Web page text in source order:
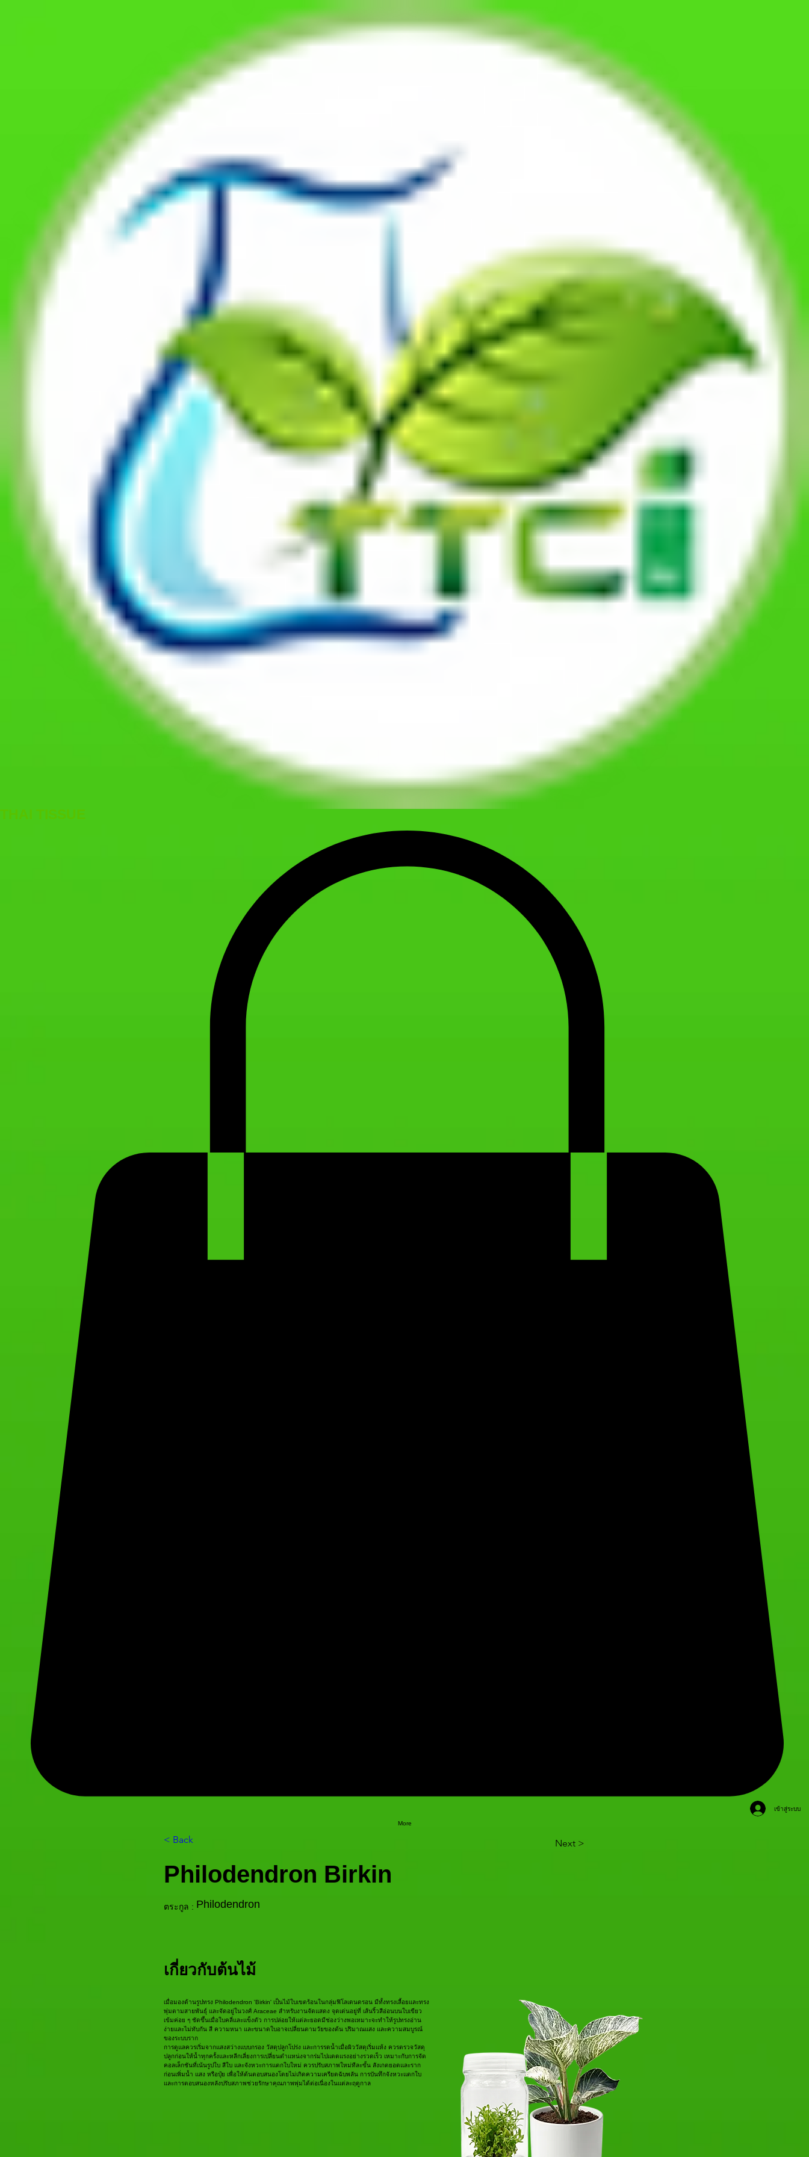
เข้าสู่ระบบ
More
< Back Next >
Philodendron Birkin
ตระกูล : Philodendron
เกี่ยวกับต้นไม้
เมื่อมองด้านรูปทรง Philodendron 'Birkin' เป็นไม้ใบเขตร้อนในกลุ่มฟิโลเดนดรอน มีทั้งทรงเลื้อยและทรง
พุ่มตามสายพันธุ์ และจัดอยู่ในวงศ์ Araceae สำหรับงานจัดแสดง จุดเด่นอยู่ที่ เส้นริ้วสีอ่อนบนใบเขียว
เข้มค่อย ๆ ชัดขึ้นเมื่อใบคลี่และแข็งตัว การปล่อยให้แต่ละยอดมีช่องว่างพอเหมาะจะทำให้รูปทรงอ่าน
ง่ายและไม่ทับกัน สี ความหนา และขนาดใบอาจเปลี่ยนตามวัยของต้น ปริมาณแสง และความสมบูรณ์
ของระบบราก
การดูแลควรเริ่มจากแสงสว่างแบบกรอง วัสดุปลูกโปร่ง และการรดน้ำเมื่อผิววัสดุเริ่มแห้ง ควรตรวจวัสดุ
ปลูกก่อนให้น้ำทุกครั้งและหลีกเลี่ยงการเปลี่ยนตำแหน่งจากร่มไปแดดแรงอย่างรวดเร็ว เหมาะกับการจัด
คอลเล็กชันที่เน้นรูปใบ สีใบ และจังหวะการแตกใบใหม่ ควรปรับสภาพใหม่ทีละขั้น สังเกตยอดและราก
ก่อนเพิ่มน้ำ แสง หรือปุ๋ย เพื่อให้ต้นตอบสนองโดยไม่เกิดความเครียดฉับพลัน การบันทึกจังหวะแตกใบ
และการตอบสนองหลังปรับสภาพช่วยรักษาคุณภาพพุ่มได้ต่อเนื่องในแต่ละฤดูกาล